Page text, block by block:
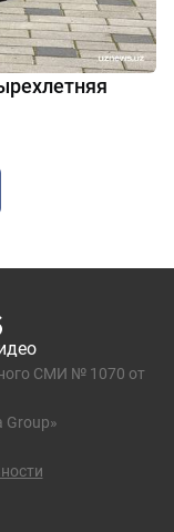
СМИ № 1070 от
Group»